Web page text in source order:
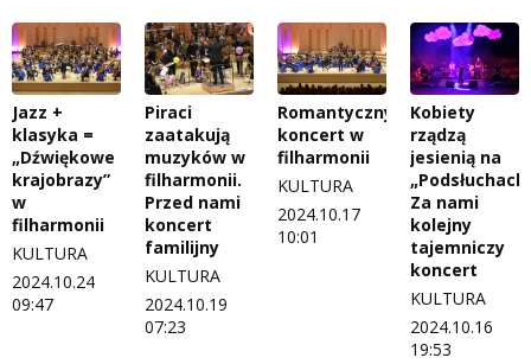
Jazz +
klasyka =
„Dźwiękowe
krajobrazy”
w
filharmonii
KULTURA
2024.10.24
09:47
Piraci
zaatakują
muzyków w
filharmonii.
Przed nami
koncert
familijny
KULTURA
2024.10.19
07:23
Romantyczny
koncert w
filharmonii
KULTURA
2024.10.17
10:01
Kobiety
rządzą
jesienią na
Za nami
kolejny
tajemniczy
koncert
KULTURA
2024.10.16
19:53